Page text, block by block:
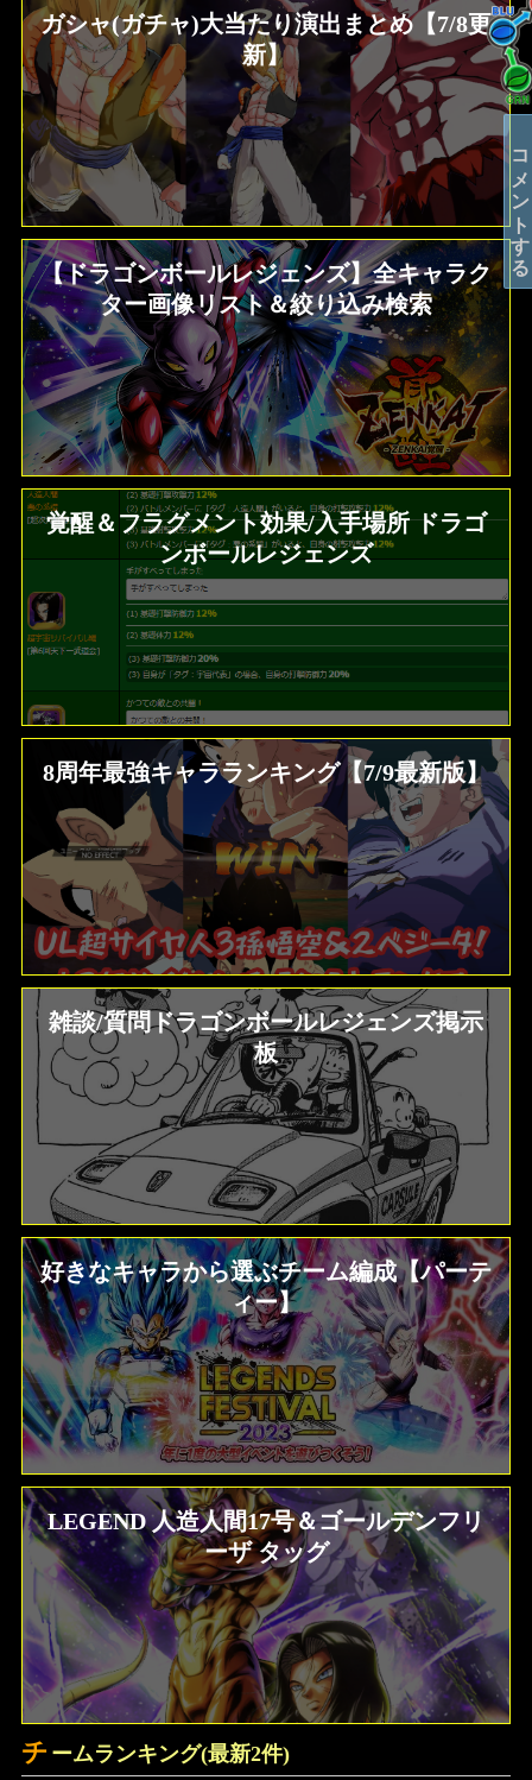
ガシャ(ガチャ)大当たり演出まとめ【7/8更
新】
【ドラゴンボールレジェンズ】全キャラク
ター画像リスト＆絞り込み検索
覚醒＆フラグメント効果/入手場所 ドラゴ
ンボールレジェンズ
8周年最強キャラランキング【7/9最新版】
雑談/質問ドラゴンボールレジェンズ掲示
板
好きなキャラから選ぶチーム編成【パーテ
ィー】
ソウル一覧効果、ステータス比較 ドラゴ
ンボールZ クロスキーパーズ
LEGEND 人造人間17号＆ゴールデンフリ
ーザ タッグ
チ ームランキング(最新2件)
コメントする